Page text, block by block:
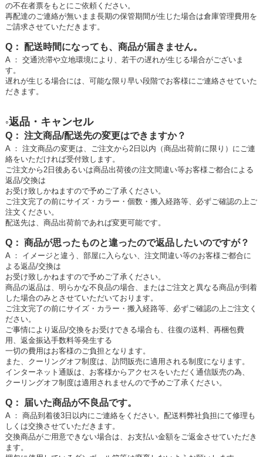
の不在者票をもとにご依頼ください。
再配達のご連絡が無いまま長期の保管期間が生じた場合は倉庫管理費用を
ご請求させていただきます。
Q： 配送時間になっても、商品が届きません。
A ： 交通渋滞や立地環境により、若干の遅れが生じる場合がございま
す。
遅れが生じる場合には、可能な限り早い段階でお客様にご連絡させていた
だきます。
◦返品・キャンセル
Q： 注文商品/配送先の変更はできますか？
A ： 注文商品の変更は、ご注文から2日以内（商品出荷前に限り）にご連
絡をいただければ受付致します。
ご注文から2日後あるいは商品出荷後の注文間違い等お客様ご都合による
返品/交換は
お受け致しかねますので予めご了承ください。
ご注文完了の前にサイズ・カラー・個数・搬入経路等、必ずご確認の上ご
注文ください。
配送先は、商品出荷前であれば変更可能です。
Q： 商品が思ったものと違ったので返品したいのですが？
A ： イメージと違う、部屋に入らない、注文間違い等のお客様ご都合に
よる返品/交換は
お受け致しかねますので予めご了承ください。
商品の返品は、明らかな不良品の場合、またはご注文と異なる商品が到着
した場合のみとさせていただいております。
ご注文完了の前にサイズ・カラー・搬入経路等、必ずご確認の上ご注文く
ださい。
ご事情により返品/交換をお受けできる場合も、往復の送料、再梱包費
用、返金振込手数料等発生する
一切の費用はお客様のご負担となります。
また、クーリングオフ制度は、訪問販売に適用される制度になります。
インターネット通販は、お客様からアクセスをいただく通信販売の為、
クーリングオフ制度は適用されませんので予めご了承ください。
Q： 届いた商品が不良品です。
A ： 商品到着後3日以内にご連絡をください。配送料弊社負担にて修理も
しくは交換させていただきます。
交換商品がご用意できない場合は、お支払い金額をご返金させていただき
ます。